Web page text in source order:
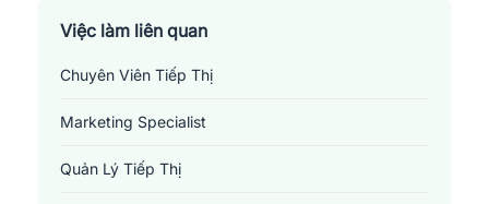
Huyện Tây Trà
Huyện Trà Bồng
Huyện Tư Nghĩa
Thành Phố Quảng Ngãi
Việc làm liên quan
Chuyên Viên Tiếp Thị
Marketing Specialist
Quản Lý Tiếp Thị